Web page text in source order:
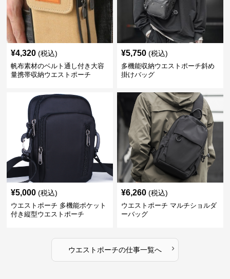
¥4,320 (税込)
帆布素材のベルト通し付き大容
量携帯収納ウエストポーチ
¥5,750 (税込)
多機能収納ウエストポーチ斜め
掛けバッグ
¥5,000 (税込)
ウエストポーチ 多機能ポケット
付き縦型ウエストポーチ
¥6,260 (税込)
ウエストポーチ マルチショルダ
ーバッグ
ウエストポーチの仕事一覧へ ›